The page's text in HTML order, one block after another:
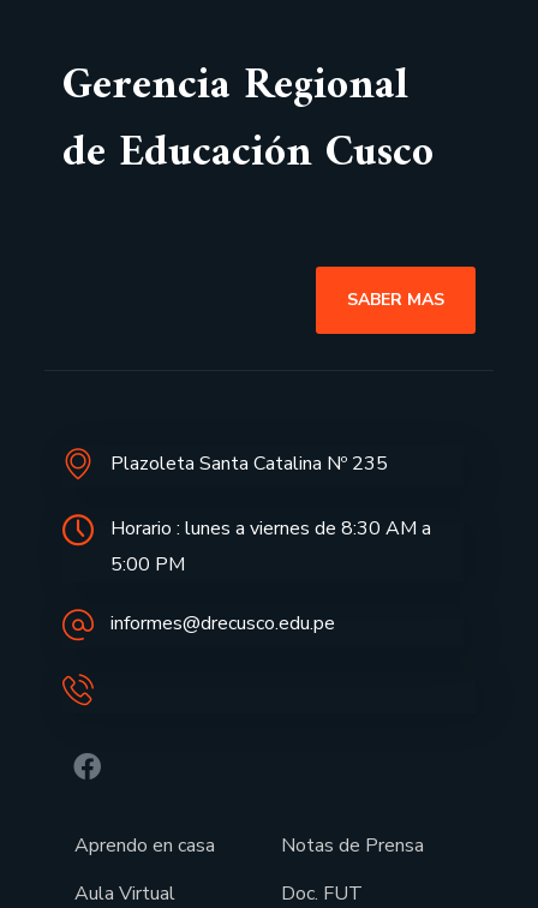
Gerencia Regional
de Educación Cusco
SABER MAS
Plazoleta Santa Catalina Nº 235
Horario : lunes a viernes de 8:30 AM a
5:00 PM
informes@drecusco.edu.pe
Aprendo en casa
Aula Virtual
Notas de Prensa
Doc. FUT